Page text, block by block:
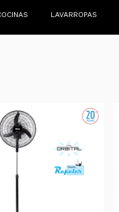
LAVARROPAS